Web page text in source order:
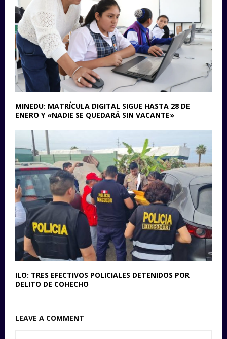
MINEDU: MATRÍCULA DIGITAL SIGUE HASTA 28 DE
ENERO Y «NADIE SE QUEDARÁ SIN VACANTE»
ILO: TRES EFECTIVOS POLICIALES DETENIDOS POR
DELITO DE COHECHO
LEAVE A COMMENT